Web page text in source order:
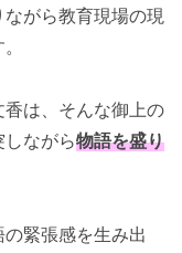
がら教育現場の現
は、そんな御上の
ながら物語を盛り
緊張感を生み出